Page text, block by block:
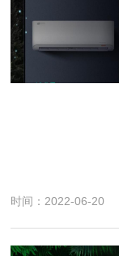
时间：2022-06-20